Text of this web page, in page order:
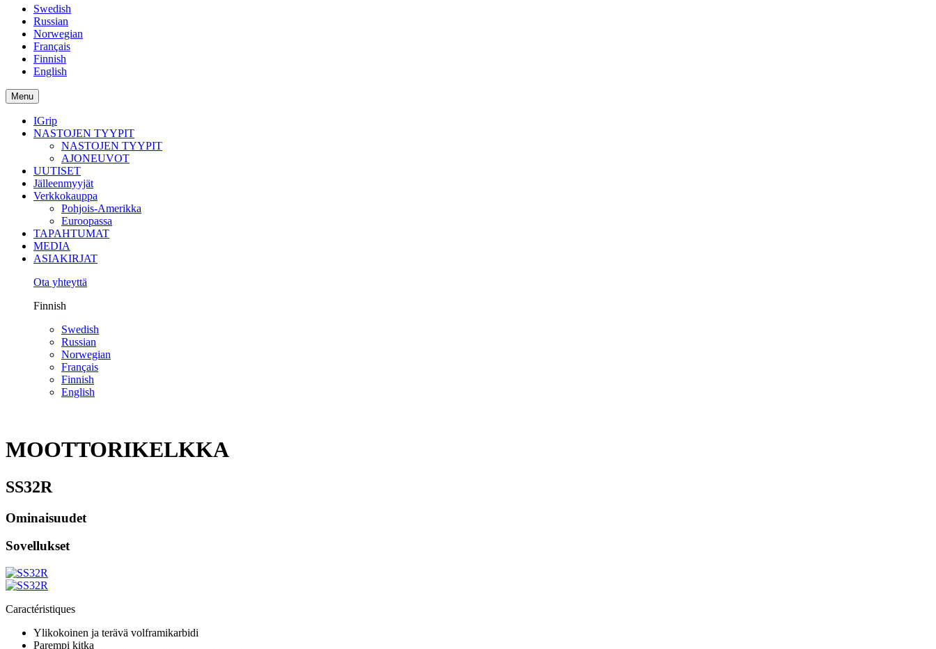
Swedish
Russian
Norwegian
Français
Finnish
English
Menu
IGrip
NASTOJEN TYYPIT
NASTOJEN TYYPIT
AJONEUVOT
UUTISET
Jälleenmyyjät
Verkkokauppa
Pohjois-Amerikka
Euroopassa
TAPAHTUMAT
MEDIA
ASIAKIRJAT
Ota yhteyttä
Finnish
Swedish
Russian
Norwegian
Français
Finnish
English
MOOTTORIKELKKA
SS32R
Ominaisuudet
Sovellukset
Caractéristiques
Ylikokoinen ja terävä volframikarbidi
Parempi kitka